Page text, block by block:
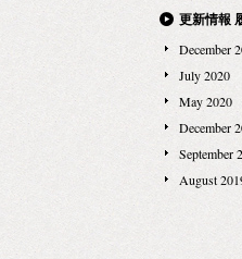
ーガ） MAD et
ードマン）
まったく新し
ぜひご期待くださ
更新情報
December
July 2020
May 2020
December
September
August